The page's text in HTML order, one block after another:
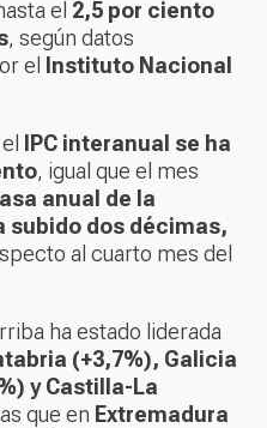
el 2,5 por ciento
, según datos
el
Instituto Nacional
IPC interanual se ha
, igual que el mes
anual de la
subido dos décimas,
al cuarto mes del
ha estado liderada
(+3,7%), Galicia
y Castilla-La
que en Extremadura